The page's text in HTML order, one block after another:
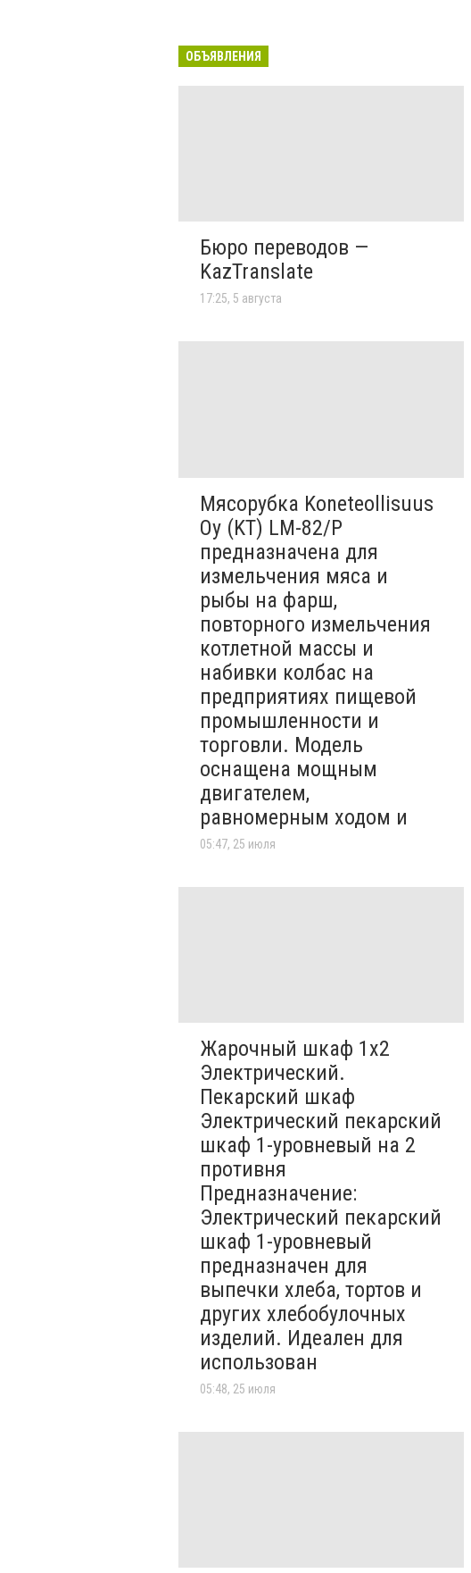
ОБЪЯВЛЕНИЯ
Бюро переводов —
KazTranslate
17:25, 5 августа
Мясорубка Koneteollisuus
Oy (KT)​ LM-82/P
предназначена для
измельчения мяса и
рыбы на фарш,
повторного измельчения
котлетной массы и
набивки колбас на
предприятиях пищевой
промышленности и
торговли. Модель
оснащена мощным
двигателем,
равномерным ходом и
05:47, 25 июля
Жарочный шкаф 1х2
Электрический.
Пекарский шкаф
Электрический пекарский
шкаф 1-уровневый на 2
противня
Предназначение:
Электрический пекарский
шкаф 1-уровневый
предназначен для
выпечки хлеба, тортов и
других хлебобулочных
изделий. Идеален для
использован
05:48, 25 июля